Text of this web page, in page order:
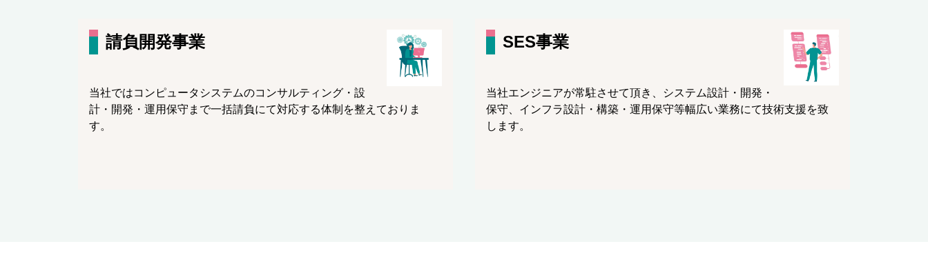
請負開発事業
当社ではコンピュータシステムのコンサルティング・設
計・開発・運用保守まで一括請負にて対応する体制を整えておりま
す。
SES事業
当社エンジニアが常駐させて頂き、システム設計・開発・
保守、インフラ設計・構築・運用保守等幅広い業務にて技術支援を致
します。